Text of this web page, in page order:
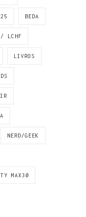
BEDA
/ LCHF
LIVROS
NERD/GEEK
MAX30